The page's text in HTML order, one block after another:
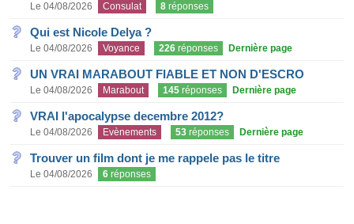
Le 04/08/2026 Consulat 8 réponses
Qui est Nicole Delya ?
Le 04/08/2026 Voyance 226 réponses Dernière page
UN VRAI MARABOUT FIABLE ET NON D'ESCRO
Le 04/08/2026 Marabout 145 réponses Dernière page
VRAI l'apocalypse decembre 2012?
Le 04/08/2026 Evènements 53 réponses Dernière page
Trouver un film dont je me rappele pas le titre
Le 04/08/2026 6 réponses